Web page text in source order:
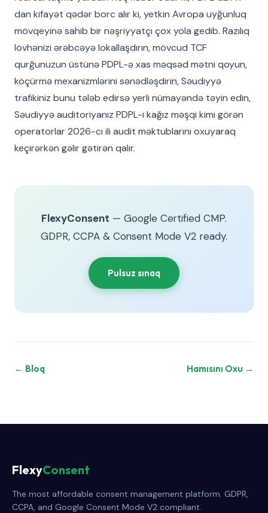
dan kifayət qədər borc alır ki, yetkin Avropa uyğunluq
mövqeyinə sahib bir nəşriyyatçı çox yola gedib. Razılıq
lövhənizi ərəbcəyə lokallaşdırın, mövcud TCF
qurğunuzun üstünə PDPL-ə xas məqsəd mətni qoyun,
köçürmə mexanizmlərini sənədləşdirin, Səudiyyə
trafikiniz bunu tələb edirsə yerli nümayəndə təyin edin,
Səudiyyə auditoriyanız PDPL-i kağız məşqi kimi görən
operatorlar 2026-cı ili audit məktublarını oxuyaraq
keçirərkən gəlir gətirən qalır.
FlexyConsent — Google Certified CMP.
GDPR, CCPA & Consent Mode V2 ready.
Pulsuz sınaq
← Bloq Hamısını Oxu →
FlexyConsent
The most affordable consent management platform. GDPR,
CCPA, and Google Consent Mode V2 compliant.